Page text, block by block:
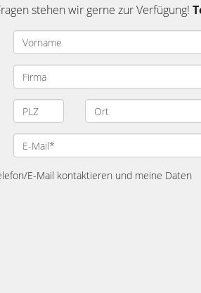
stehen wir gerne zur Verfügung!
E-Mail kontaktieren und meine Daten